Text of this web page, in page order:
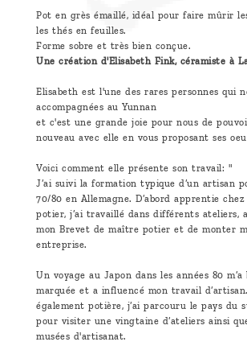
Pot en grès émaillé, idéal pour faire mûrir
les thés en feuilles.
Forme sobre et très bien conçue.
Une création d'Elisabeth Fink, céramiste à
Elisabeth est l'une des rares personnes qui
accompagnées au Yunnan
et c'est une grande joie pour nous de
nouveau avec elle en vous proposant ses
Voici comment elle présente son travail: "
J’ai suivi la formation typique d’un artisan
70/80 en Allemagne. D’abord apprentie
potier, j’ai travaillé dans différents ateliers,
mon Brevet de maître potier et de monter
entreprise.
Un voyage au Japon dans les années 80 m’a
marquée et a influencé mon travail
également potière, j’ai parcouru le pays du
pour visiter une vingtaine d’ateliers ainsi
musées d'artisanat.